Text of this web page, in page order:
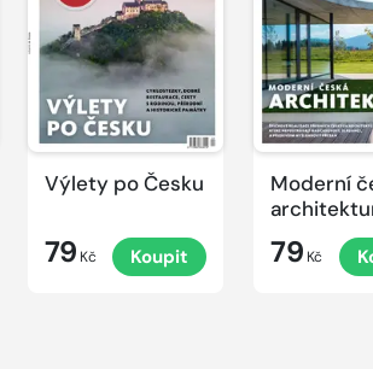
Výlety po Česku
79 Kč Koupit
Moderní
79 Kč